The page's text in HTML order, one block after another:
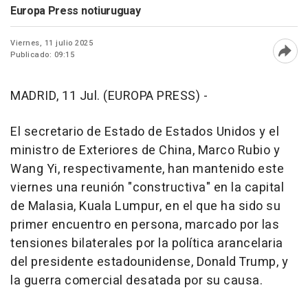
Europa Press notiuruguay
Viernes, 11 julio 2025
Publicado: 09:15
MADRID, 11 Jul. (EUROPA PRESS) -
El secretario de Estado de Estados Unidos y el
ministro de Exteriores de China, Marco Rubio y
Wang Yi, respectivamente, han mantenido este
viernes una reunión "constructiva" en la capital
de Malasia, Kuala Lumpur, en el que ha sido su
primer encuentro en persona, marcado por las
tensiones bilaterales por la política arancelaria
del presidente estadounidense, Donald Trump, y
la guerra comercial desatada por su causa.